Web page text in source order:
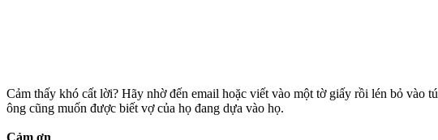
Cảm thấy khó cất lời? Hãy nhờ đến email hoặc viết vào một tờ giấy rồi lén bỏ vào
ông cũng muốn được biết vợ của họ đang dựa vào họ.
Cảm ơn